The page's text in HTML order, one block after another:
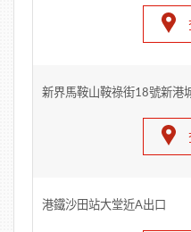
新界馬鞍山鞍祿街18號新港
港鐵沙田站大堂近A出口